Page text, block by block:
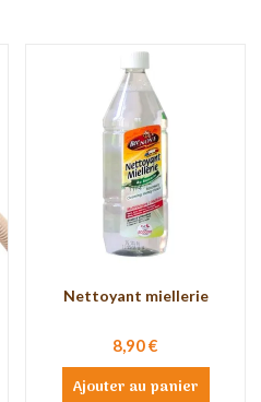
Nettoyant miellerie
8,90 €
Ajouter au panier